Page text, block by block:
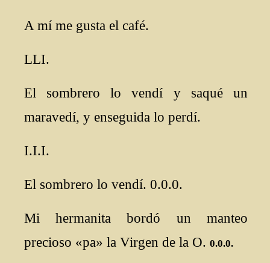
A mí me gusta el café.
LLI.
El sombrero lo vendí y saqué un
maravedí, y enseguida lo perdí.
I.I.I.
El sombrero lo vendí. 0.0.0.
Mi hermanita bordó un manteo
precioso «pa» la Virgen de la O. 0.0.0.